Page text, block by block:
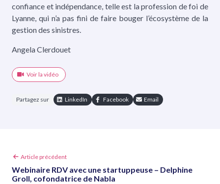
confiance et indépendance, telle est la profession de foi de
Lyanne, qui n’a pas fini de faire bouger l’écosystème de la
gestion des sinistres.
Angela Clerdouet
Voir la vidéo
Partagez sur LinkedIn Facebook Email
Article
:
Article précédent
Webinaire RDV avec une startuppeuse – Delphine
Groll, cofondatrice de Nabla